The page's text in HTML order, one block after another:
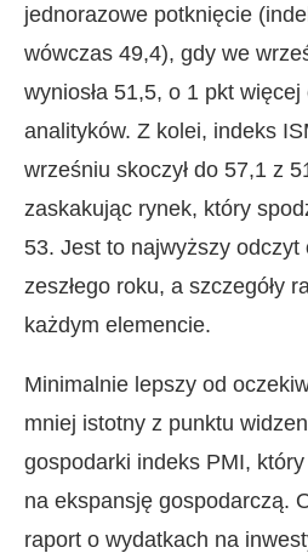
jednorazowe potknięcie
wówczas 49,4), gdy we
wyniosła 51,5, o 1 pkt
analityków. Z kolei, indeks
wrześniu skoczył do 57,1 z
zaskakując rynek, który
53. Jest to najwyższy odczyt
zeszłego roku, a szczegóły
każdym elemencie.
Minimalnie lepszy od
mniej istotny z punktu
gospodarki indeks PMI,
na ekspansję gospodarczą.
raport o wydatkach na